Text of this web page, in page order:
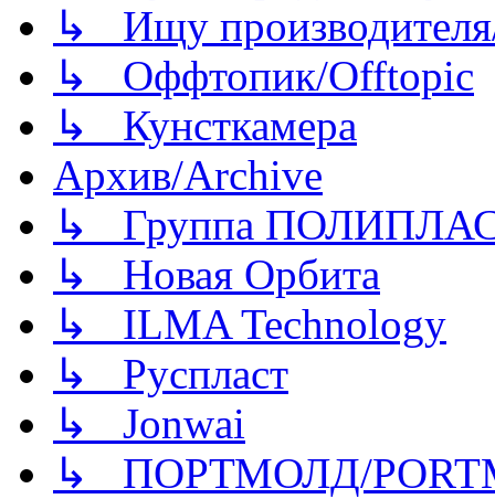
↳ Ищу
↳ Оффтопик/Offtopic
↳ Кунсткамера
Архив/Archive
↳ Группа
↳ Новая Орбита
↳ ILMA Technology
↳ Руспласт
↳ Jonwai
↳ ПОРТМОЛД/